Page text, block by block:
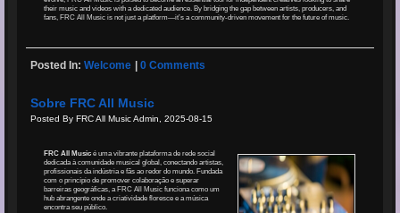
their music and videos with a dedicated audience. By bridging the gap between artists, producers, and
fans, FRC All Music is not just a platform—it’s a community-driven movement for the future of music.
Posted In:Welcome |0 Comments
Sobre FRC All Music
Posted By FRC All Music Admin, 2025-08-15
FRC All Music é uma vibrante plataforma de rede social
dedicada à comunidade musical global, conectando artistas,
profissionais da indústria e fãs ao redor do mundo. Fundada
com o princípio de promover colaboração e superar
barreiras geográficas, a FRC All Music funciona como um
hub abrangente onde a criatividade floresce e a música
encontra seu público.